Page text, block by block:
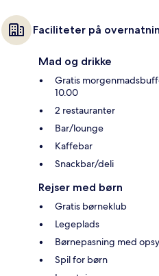
Faciliteter på
Mad og drikke
Gratis
10.00
2 restauranter
Bar/lounge
Kaffebar
Snackbar/deli
Rejser med børn
Gratis børneklub
Legeplads
Børnepasning med
Spil for børn